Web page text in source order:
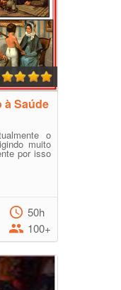
à Saúde
o
muito
por isso
50h
100+